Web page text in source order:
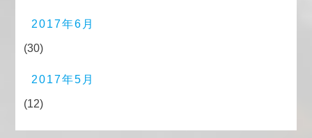
2017年6月
(30)
2017年5月
(12)